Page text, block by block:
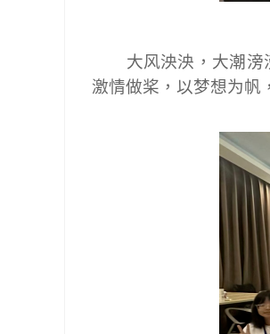
大风泱泱，大潮滂
激情做桨，以梦想为帆